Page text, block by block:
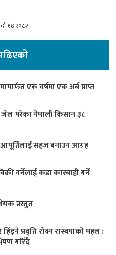
१४ २०८२
एक वर्षमा एक अर्ब प्राप्त
जेल परेका नेपाली किसान ३८
सहज बनाउन आग्रह
गर्नेलाई कडा कारबाही गर्ने
प्रस्तुत
प्रवृत्ति रोक्न रास्वपाको पहल :
गरिँदै